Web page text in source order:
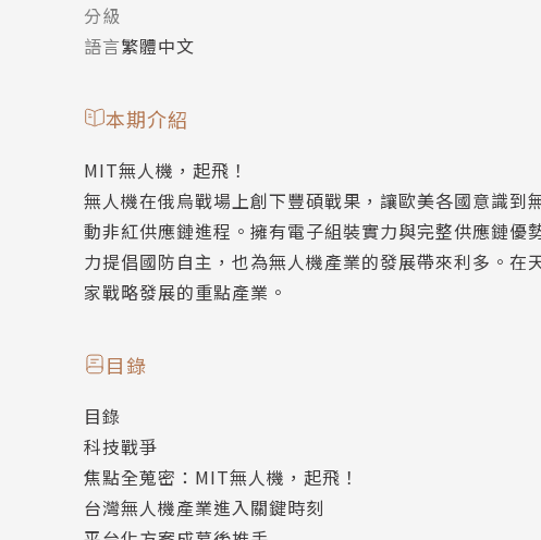
分級
語言繁體中文
本期介紹
MIT無人機，起飛！
無人機在俄烏戰場上創下豐碩戰果，讓歐美各國意識
動非紅供應鏈進程。擁有電子組裝實力與完整供應鏈
力提倡國防自主，也為無人機產業的發展帶來利多。
家戰略發展的重點產業。
目錄
目錄
科技戰爭
焦點全蒐密：MIT無人機，起飛！
台灣無人機產業進入關鍵時刻